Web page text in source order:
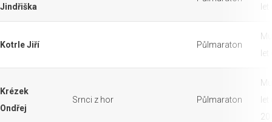
Jindřiška
Kotrle Jiří Půlmaraton
Krézek
Ondřej
Srnci z hor Půlmaraton